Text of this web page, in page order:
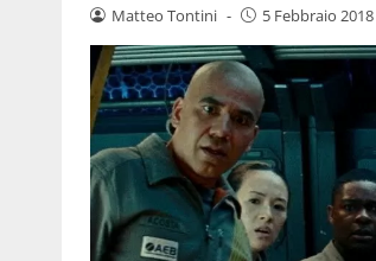
Matteo Tontini - 5 Febbraio 2018